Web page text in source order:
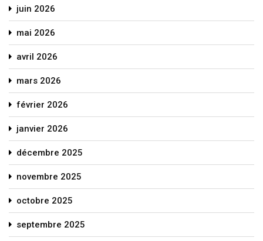
juin 2026
mai 2026
avril 2026
mars 2026
février 2026
janvier 2026
décembre 2025
novembre 2025
octobre 2025
septembre 2025